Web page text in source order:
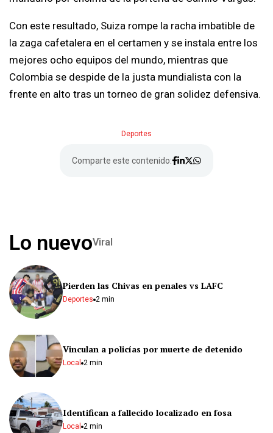
Con este resultado, Suiza rompe la racha imbatible de
la zaga cafetalera en el certamen y se instala entre los
mejores ocho equipos del mundo, mientras que
Colombia se despide de la justa mundialista con la
frente en alto tras un torneo de gran solidez defensiva.
Comparte este contenido:
Deportes
Lo nuevoViral
Pierden las Chivas en penales vs LAFC
Deportes 2 min
Vinculan a policías por muerte de detenido
Local 2 min
Identifican a fallecido localizado en fosa
Local 2 min